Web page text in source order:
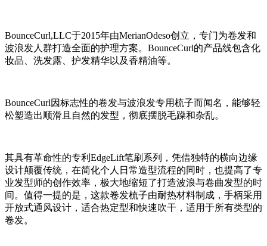
BounceCurl,LLC于2015年由MerianOdeso创立，专门为卷发和
波浪发人群打造全面的护理方案。BounceCurl的产品线包含化
妆品、洗发露、护发精华以及香精油等。
BounceCurl因标志性的卷发与波浪发专用梳子而闻名，能够轻
松塑造出顺滑且自然的发型，彻底摆脱毛躁和杂乱。
其具有革命性的专利EdgeLift笔刷系列，凭借独特的横向边缘
设计颠覆传统，在简化个人日常造型流程的同时，也提高了专
业发型师的创作效率，极大地缩短了打造波浪与卷曲发型的时
间。值得一提的是，这款卷发梳子由耐热材料制成，手柄采用
开放式通风设计，适合热定型和快速吹干，适用于所有类型的
卷发。